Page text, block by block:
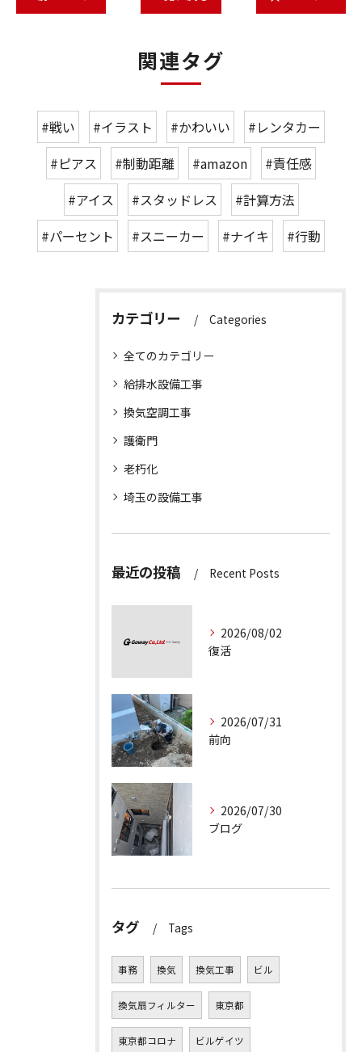
関連タグ
#戦い #イラスト #かわいい
#レンタカー
#ピアス
#制動距離 #amazon
#責任感
#アイス
#スタッドレス
#計算方法
#パーセント
#スニーカー #ナイキ #行動
カテゴリー Categories
全てのカテゴリー
給排水設備工事
換気空調工事
護衛門
老朽化
埼玉の設備工事
最近の投稿 Recent Posts
2026/08/02
復活
2026/07/31
前向
2026/07/30
ブログ
タグ Tags
事務 換気 換気工事 ビル
換気扇フィルター 東京都
東京都コロナ ビルゲイツ